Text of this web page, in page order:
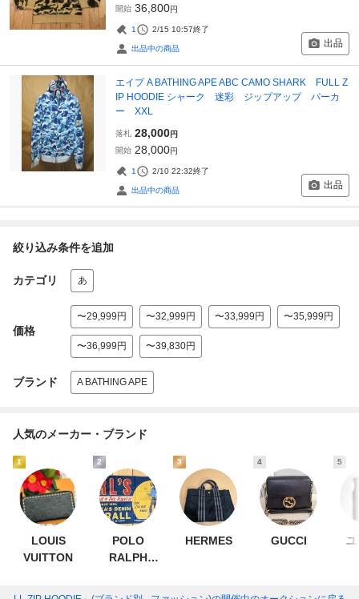
開始 36,800円
1 2/15 10:57終了
出品中の商品 出品
エイプ A BATHING APE ABC CAMO SHARK FULL Z
IP HOODIE シャーク 迷彩 ジップアップ パーカ
ー XXL
落札 28,000円
開始 28,000円
1 2/10 22:32終了
出品中の商品 出品
絞り込み条件を追加
カテゴリ あ
価格
〜29,999円 〜32,999円 〜33,999円 〜35,999円
〜36,999円 〜39,830円
ブランド A BATHING APE
人気のメーカー・ブランド
1
LOUIS
VUITTON
2
POLO
RALPH
3
HERMES
4
GUCCI
5